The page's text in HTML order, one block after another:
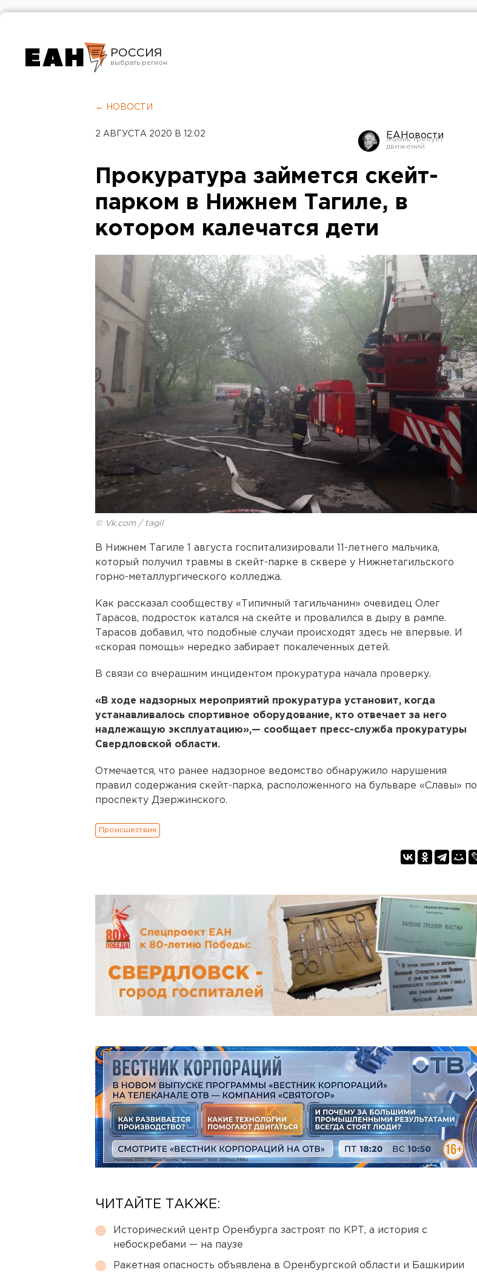
РОССИЯ
Челябинск
← НОВОСТИ
2 АВГУСТА 2020 В 12:02 ЕАНовости
Прокуратура займется скейт-
парком в Нижнем Тагиле, в
котором калечатся дети
© Vk.com / tagil
В Нижнем Тагиле 1 августа госпитализировали 11-летнего мальчика,
который получил травмы в скейт-парке в сквере у Нижнетагильского
горно-металлургического колледжа.
Как рассказал сообществу «Типичный тагильчанин» очевидец Олег
Тарасов, подросток катался на скейте и провалился в дыру в рампе.
Тарасов добавил, что подобные случаи происходят здесь не впервые. И
«скорая помощь» нередко забирает покалеченных детей.
В связи со вчерашним инцидентом прокуратура начала проверку.
«В ходе надзорных мероприятий прокуратура установит, когда
устанавливалось спортивное оборудование, кто отвечает за него
надлежащую эксплуатацию»,— сообщает пресс-служба прокуратуры
Свердловской области.
Отмечается, что ранее надзорное ведомство обнаружило нарушения
правил содержания скейт-парка, расположенного на бульваре «Славы» по
проспекту Дзержинского.
Происшествия
ЧИТАЙТЕ ТАКЖЕ:
Исторический центр Оренбурга застроят по КРТ, а история с
небоскребами — на паузе
Ракетная опасность объявлена в Оренбургской области и Башкирии